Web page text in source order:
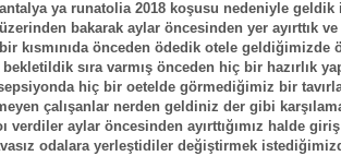
antalya ya runatolia 2018 koşusu nedeniyle geldik
üzerinden bakarak aylar öncesinden yer ayırttık
bir kısmınıda önceden ödedik otele geldiğimizde
sıra varmış önceden hiç bir hazırlık
hiç bir oetelde görmediğimiz bir tavırla
çalışanlar nerden geldiniz der gibi
verdiler aylar öncesinden ayırttığımız halde
odalara yerleştidiler değiştirmek